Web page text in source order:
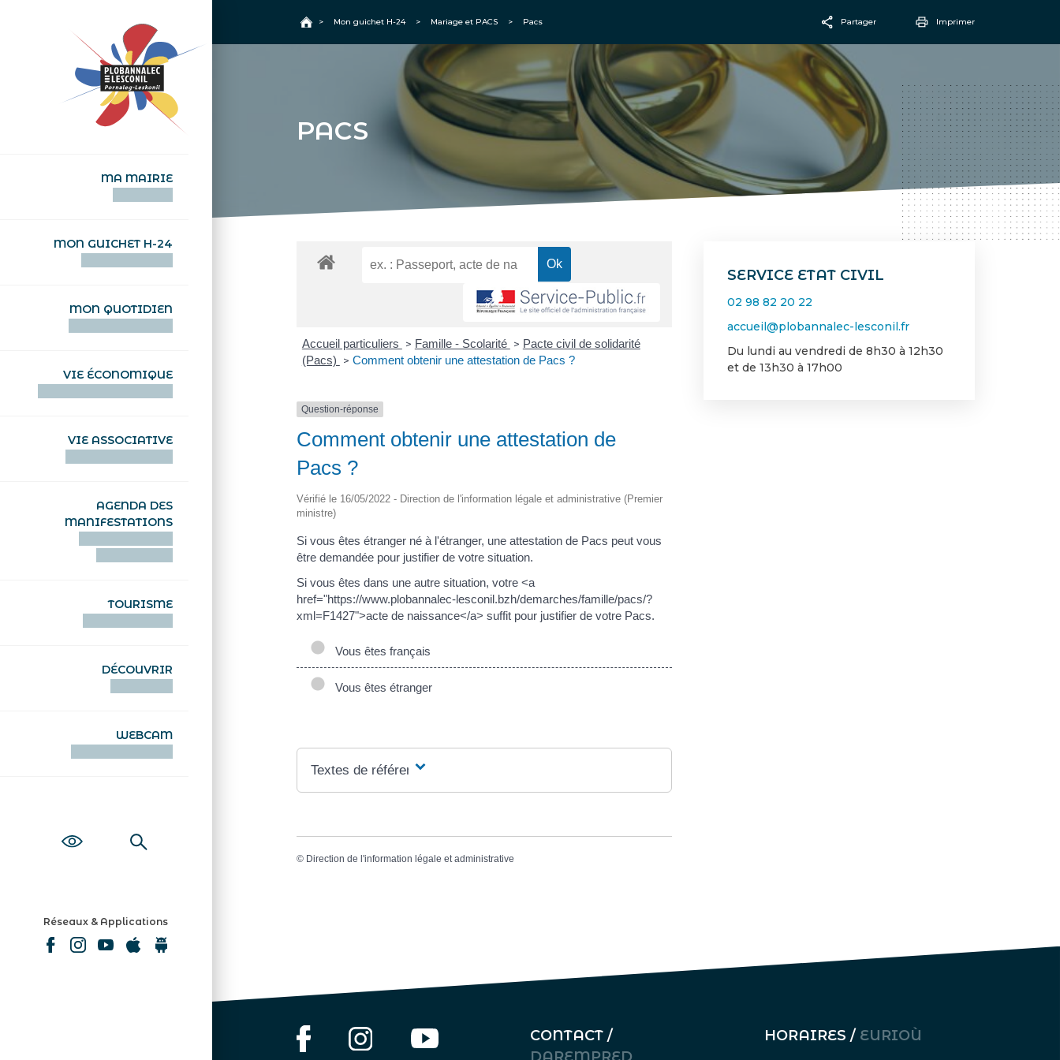
MA MAIRIE
MON GUICHET H-24
MON QUOTIDIEN
VIE ÉCONOMIQUE
VIE ASSOCIATIVE
AGENDA DES
MANIFESTATIONS
TOURISME
DÉCOUVRIR
WEBCAM
Réseaux & Applications
Accueil
> Mon guichet H-24 > Mariage et PACS > Pacs Partager
Email
Imprimer
PACS
SERVICE ETAT CIVIL
02 98 82 20 22
accueil@plobannalec-lesconil.fr
Du lundi au vendredi de 8h30 à 12h30
et de 13h30 à 17h00
Accueil particuliers > Famille - Scolarité > Pacte civil de solidarité
(Pacs)
> Comment obtenir une attestation de Pacs ?
Question-réponse
Comment obtenir une attestation de
Pacs ?
Vérifié le 16/05/2022 - Direction de l'information légale et administrative (Premier
ministre)
Si vous êtes étranger né à l'étranger, une attestation de Pacs peut vous
être demandée pour justifier de votre situation.
Si vous êtes dans une autre situation, votre <a
href="https://www.plobannalec-lesconil.bzh/demarches/famille/pacs/?
xml=F1427">acte de naissance</a> suffit pour justifier de votre Pacs.
Vous êtes français
Vous êtes étranger
Textes de référence
© Direction de l'information légale et administrative
CONTACT /
HORAIRES / EURIOÙ